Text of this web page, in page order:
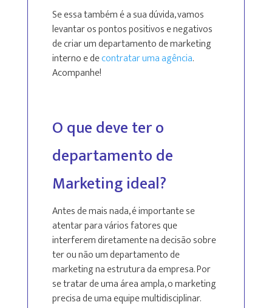
Se essa também é a sua dúvida, vamos
levantar os pontos positivos e negativos
de criar um departamento de marketing
interno e decontratar uma agência.
Acompanhe!
O que deve ter o
departamento de
Marketing ideal?
Antes de mais nada, é importante se
atentar para vários fatores que
interferem diretamente na decisão sobre
ter ou não um departamento de
marketing na estrutura da empresa. Por
se tratar de uma área ampla, o marketing
precisa de uma equipe multidisciplinar.